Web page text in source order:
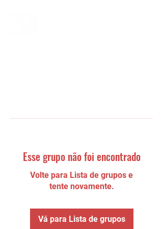
Esse grupo não foi encontrado
Volte para Lista de grupos e
tente novamente.
Vá para Lista de grupos